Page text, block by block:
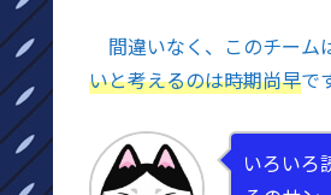
間違いなく、このチーム
いと考えるのは時期尚早で
いろいろ